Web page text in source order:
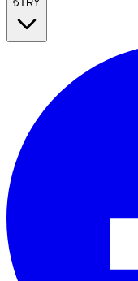
₺TRY